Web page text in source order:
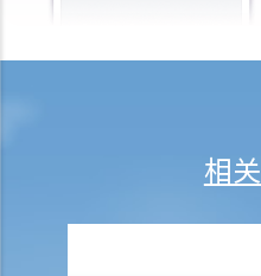
22. 关于印刷品的版权法例，是否
23. 「多媒体作品」是甚么意思？
24. 在网站列载的内容及电邮讯息
相